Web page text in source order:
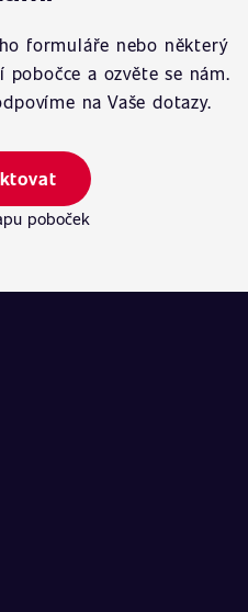
formuláře nebo některý
a ozvěte se nám.
na Vaše dotazy.
poboček